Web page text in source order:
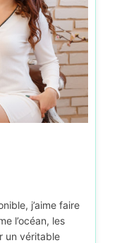
j’aime faire
l’océan, les
un véritable